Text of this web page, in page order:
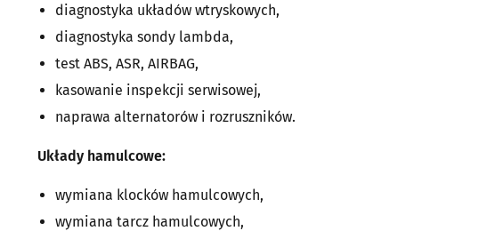
diagnostyka układów wtryskowych,
diagnostyka sondy lambda,
test ABS, ASR, AIRBAG,
kasowanie inspekcji serwisowej,
naprawa alternatorów i rozruszników.
Układy hamulcowe:
wymiana klocków hamulcowych,
wymiana tarcz hamulcowych,